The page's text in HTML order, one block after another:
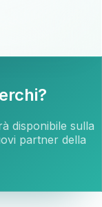
disponibile sulla
partner della